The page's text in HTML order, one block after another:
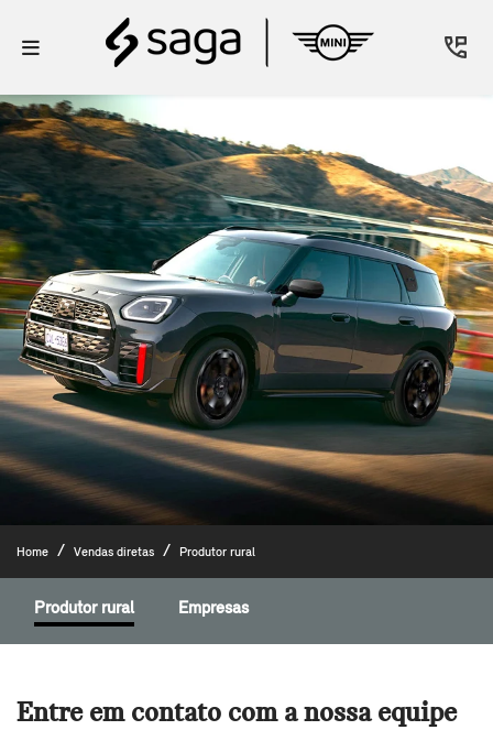
Home Vendas diretas Produtor rural
Empresas
Produtor rural
Entre em contato com a nossa equipe